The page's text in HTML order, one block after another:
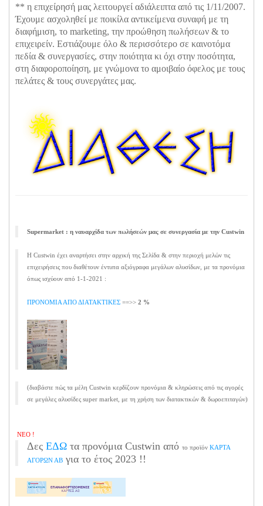
** η επιχείρησή μας λειτουργεί αδιάλειπτα από τις 1/11/2007.
Έχουμε ασχοληθεί με ποικίλα αντικείμενα συναφή με τη
διαφήμιση, το marketing, την προώθηση πωλήσεων & το
επιχειρείν. Εστιάζουμε όλο & περισσότερο σε καινοτόμα
πεδία & συνεργασίες, στην ποιότητα κι όχι στην ποσότητα,
στη διαφοροποίηση, με γνώμονα το αμοιβαίο όφελος με τους
πελάτες & τους συνεργάτες μας.
Supermarket : η ναυαρχίδα των πωλήσεών μας σε συνεργασία με την Custwin
Η Custwin έχει αναρτήσει στην αρχική της Σελίδα & στην περιοχή μελών τις
επιχειρήσεις που διαθέτουν έντυπα αξιόγραφα μεγάλων αλυσίδων, με τα προνόμια
όπως ισχύουν από 1-1-2021 :
ΠΡΟΝΟΜΙΑ ΑΠΟ ΔΙΑΤΑΚΤΙΚΕΣ ==>> 2 %
(διαβάστε πώς τα μέλη Custwin κερδίζουν προνόμια & κληρώσεις από τις αγορές
σε μεγάλες αλυσίδες super market, με τη χρήση των διατακτικών & δωροεπιταγών)
ΝΕΟ !
Δες ΕΔΩ τα προνόμια Custwin από το προϊόν ΚΑΡΤΑ
ΑΓΟΡΩΝ ΑΒ για το έτος 2023 !!